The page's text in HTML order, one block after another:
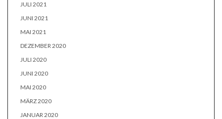
JULI 2021
JUNI 2021
MAI 2021
DEZEMBER 2020
JULI 2020
JUNI 2020
MAI 2020
MÄRZ 2020
JANUAR 2020